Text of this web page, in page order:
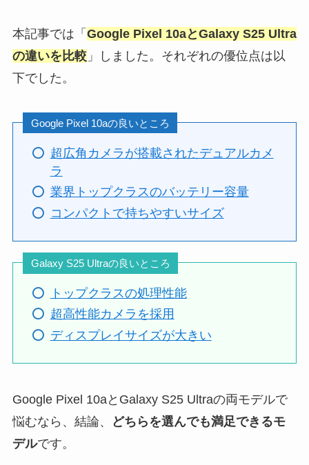
本記事では「 Google Pixel 10aとGalaxy S25 Ultra
の違いを比較」しました。それぞれの優位点は以
下でした。
Google Pixel 10aの良いところ
超広角カメラが搭載されたデュアルカメ
ラ
業界トップクラスのバッテリー容量
コンパクトで持ちやすいサイズ
Galaxy S25 Ultraの良いところ
トップクラスの処理性能
超高性能カメラを採用
ディスプレイサイズが大きい
Google Pixel 10aとGalaxy S25 Ultraの両モデルで
悩むなら、結論、
どちらを選んでも満足できるモ
デルです。